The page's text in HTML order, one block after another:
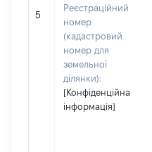
5
Реєстраційний
номер
(кадастровий
номер для
земельної
ділянки):
[Конфіденційна
інформація]